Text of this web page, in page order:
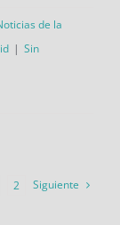
de la
| Sin
2 Siguiente